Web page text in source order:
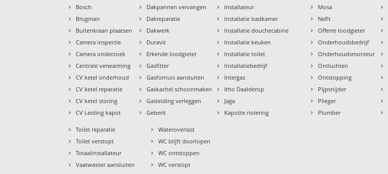
› Bosch
› Brugman
› Buitenkraan plaatsen
› Camera inspectie
› Camera onderzoek
› Centrale verwarming
› CV ketel onderhoud
› CV ketel reparatie
› CV ketel storing
› CV Leiding kapot
› Dakpannen vervangen
› Dakreparatie
› Dakwerk
› Duravit
› Erkende loodgieter
› Gasfitter
› Gasfornuis aansluiten
› Gaskachel schoonmaken
› Gasleiding verleggen
› Geberit
› Installateur
› Installatie badkamer
› Installatie douchecabine
› Installatie keuken
› Installatie toilet
› Installatiebedrijf
› Intergas
› Itho Daalderop
› Jaga
› Kapotte riolering
› Mosa
› Nefit
› Offerte loodgieter
› Onderhoudsbedrijf
› Onderhoudsmonteur
› Ontluchten
› Ontstopping
› Pijpsnijder
› Plieger
› Plumber
›
›
›
›
›
›
›
›
›
›
› Toilet reparatie
› Toilet verstopt
› Totaalinstallateur
› Vaatwasser aansluiten
› Wateroverlast
› WC blijft doorlopen
› WC ontstoppen
› WC verstopt